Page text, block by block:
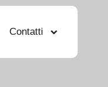
Contatti